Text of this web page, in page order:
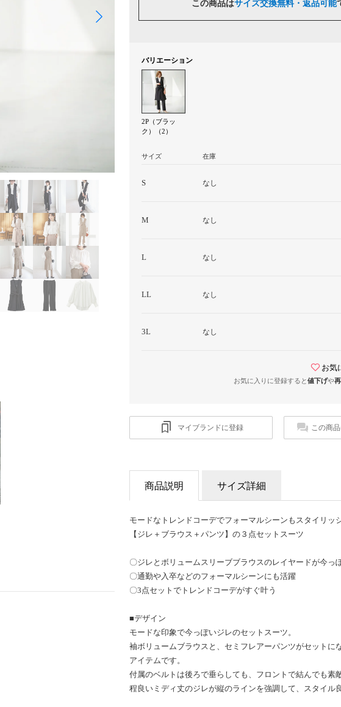
この商品はサイズ交換無料・返品可能
バリエーション
2P（ブラッ
ク）（2）
サイズ 在庫
S なし
M なし
L なし
LL なし
3L なし
お気
お気に入りに登録すると値下げや
マイブランドに登録 この商
商品説明 サイズ詳細
モードなトレンドコーデでフォーマルシーンもスタイリッ
【ジレ＋ブラウス＋パンツ】の３点セットスーツ
〇ジレとボリュームスリーブブラウスのレイヤードが今っ
〇通勤や入卒などのフォーマルシーンにも活躍
〇3点セットでトレンドコーデがすぐ叶う
■デザイン
モードな印象で今っぽいジレのセットスーツ。
袖ボリュームブラウスと、セミフレアーパンツがセットに
アイテムです。
付属のベルトは後ろで垂らしても、フロントで結んでも素
程良いミディ丈のジレが縦のラインを強調して、スタイル